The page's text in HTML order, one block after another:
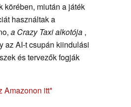
körében, miután a játék
használtak a
a Crazy Taxi alkotója ,
az AI-t csupán kiindulási
és tervezők fogják
Amazonon itt